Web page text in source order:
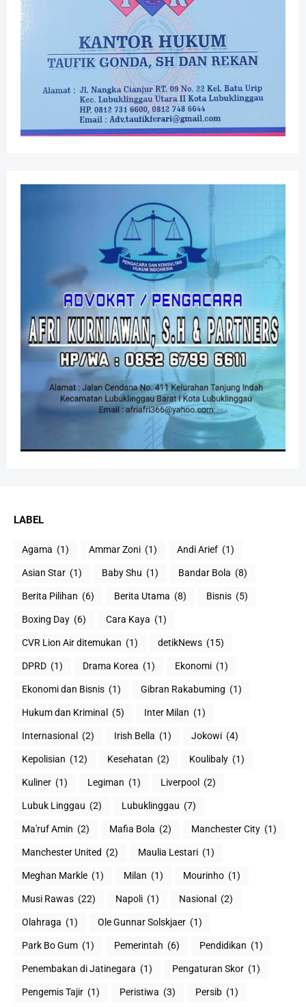
LABEL
Agama (1) Ammar Zoni (1) Andi Arief (1)
Asian Star (1) Baby Shu (1) Bandar Bola (8)
Berita Pilihan (6) Berita Utama (8) Bisnis (5)
Boxing Day (6) Cara Kaya (1)
CVR Lion Air ditemukan (1) detikNews (15)
DPRD (1) Drama Korea (1) Ekonomi (1)
Ekonomi dan Bisnis (1) Gibran Rakabuming (1)
Hukum dan Kriminal (5) Inter Milan (1)
Internasional (2) Irish Bella (1) Jokowi (4)
Kepolisian (12) Kesehatan (2) Koulibaly (1)
Kuliner (1) Legiman (1) Liverpool (2)
Lubuk Linggau (2) Lubuklinggau (7)
Ma'ruf Amin (2) Mafia Bola (2) Manchester City (1)
Manchester United (2) Maulia Lestari (1)
Meghan Markle (1) Milan (1) Mourinho (1)
Musi Rawas (22) Napoli (1) Nasional (2)
Olahraga (1) Ole Gunnar Solskjaer (1)
Park Bo Gum (1) Pemerintah (6) Pendidikan (1)
Penembakan di Jatinegara (1) Pengaturan Skor (1)
Pengemis Tajir (1) Peristiwa (3) Persib (1)